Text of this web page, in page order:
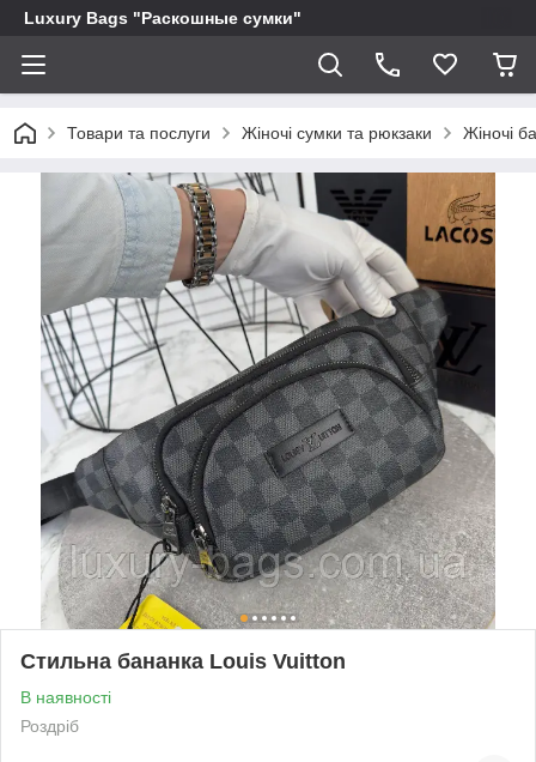
Luxury Bags "Раскошные сумки"
Товари та послуги Жіночі сумки та рюкзаки Жіночі
Стильна бананка Louis Vuitton
В наявності
Роздріб